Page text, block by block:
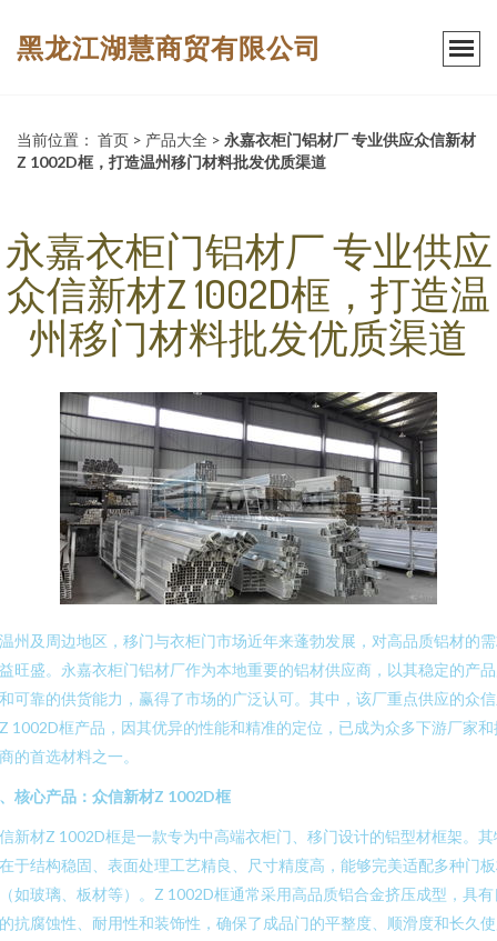
黑龙江湖慧商贸有限公司
当前位置： 首页 > 产品大全 > 永嘉衣柜门铝材厂 专业供应众信新材
Z 1002D框，打造温州移门材料批发优质渠道
永嘉衣柜门铝材厂 专业供应
众信新材Z 1002D框，打造温
州移门材料批发优质渠道
州及周边地区，移门与衣柜门市场近年来蓬勃发展，对高品质铝材的
旺盛。永嘉衣柜门铝材厂作为本地重要的铝材供应商，以其稳定的产
可靠的供货能力，赢得了市场的广泛认可。其中，该厂重点供应的众
1002D框产品，因其优异的性能和精准的定位，已成为众多下游厂家和
的首选材料之一。
核心产品：众信新材Z 1002D框
新材Z 1002D框是一款专为中高端衣柜门、移门设计的铝型材框架。其
于结构稳固、表面处理工艺精良、尺寸精度高，能够完美适配多种门
如玻璃、板材等）。Z 1002D框通常采用高品质铝合金挤压成型，具有
抗腐蚀性、耐用性和装饰性，确保了成品门的平整度、顺滑度和长久